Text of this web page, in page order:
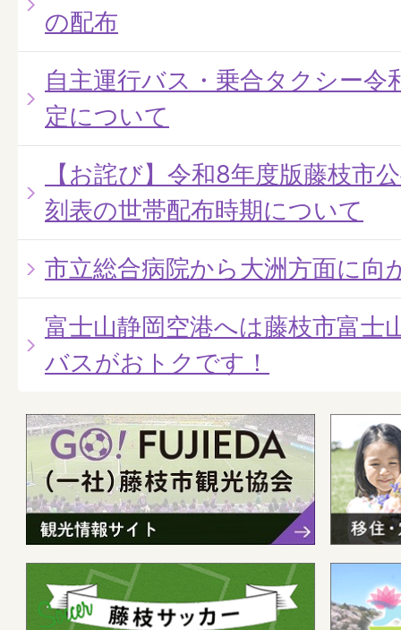
の配布
自主運行バス・乗合タクシー令
定について
【お詫び】令和8年度版藤枝市
刻表の世帯配布時期について
市立総合病院から大洲方面に向
富士山静岡空港へは藤枝市富士
バスがおトクです！